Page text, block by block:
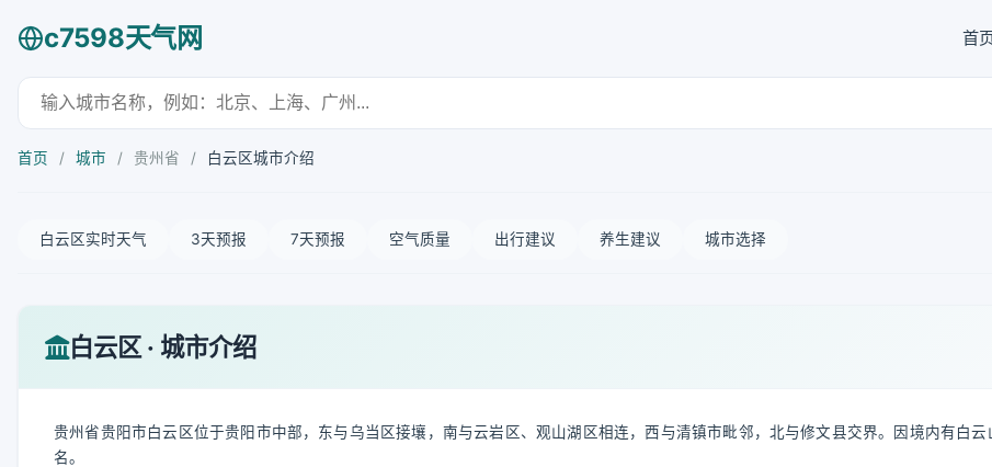
c7598天气网 首
首页 / 城市 / 贵州省 / 白云区城市介绍
白云区实时天气 3天预报 7天预报 空气质量 出行建议 养生建议 城市选择
白云区 · 城市介绍
贵州省贵阳市白云区位于贵阳市中部，东与乌当区接壤，南与云岩区、观山湖区相连，西与清镇市毗邻，北与修文县交界。因境内有白云
名。